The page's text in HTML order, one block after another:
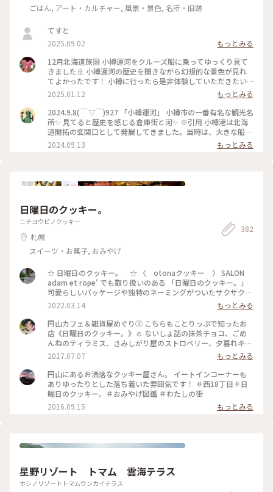
ごはん, アート・カルチャー, 風景・景色, 名所・旧跡
てすと
2025.09.02
もっとみる
12月北海道旅🔟 小樽運河をクルーズ船に乗ってゆっくり見て
きました🚢 小樽運河の歴史を聞きながら幻想的な景色が見れ
てよかったです！ 小樽に行ったら是非体験していただきたい
アクティビティです✨ #小樽運河#小樽運河クルーズ#ベストト
リップ2024
2025.01.12
もっとみる
2024.9.8( ￣▽￣)927 「小樽運河」 小樽市の一番有名な観光名
所✨ 見てると歴史を感じる倉庫街と河✨ ※引用 小樽港は北海
道開拓の玄関口として発展してきました。当時は、大きな船を
沖に泊め、はしけ（台船）を使って荷揚げしていましたが、取
り扱う荷量が多くなり、運搬作業を効率的に行う必要が出てき
樽市#小樽運河#堺町通り#散歩#観光#ことりっぷ旅2024#クラ
2024.09.13 もっとみる
日曜日のクッキー。
ニチヨウビノクッキー
札幌
スイーツ・お菓子, おみやげ
382
☆ 日曜日のクッキー。 ☆ 〈 otonaクッキー 〉 SALON
adam et rope' でも取り扱いのある 「日曜日のクッキー。」
可愛らしいパッケージや独特のネーミングがついたサクサクの
美味しいクッキー♡ 頂いたのはオトナクッキーなので、甘い
系では無くお酒にも合うクッキー。 〈 眠れぬ夜の黒胡椒
チーズ 〉 〈 夢見るスペキュロス 〉 〈 星降る空のオリ
ーブ 〉 3種あるので楽しみに頂きたいと思います！ #クッキ
ー #日曜日のクッキー #北海道 #オトナクッキー
2022.03.14
もっとみる
円山カフェ＆雑貨屋めぐり② こちらもことりっぷで知ったお
店《日曜日のクッキー。》☺︎ ないしょ話の抹茶チョコ、ごめ
んねのティラミス、さみしがり屋のストロベリー、夕暮れキャ
ラメルを買いました♪ ずらっと並んだかわいい名前のクッキ
ーたちは選んでる時間も幸せでした♡ #北海道 #わたしの街 #
カフェ #クッキー #おみやげ
2017.07.07
もっとみる
円山にあるお洒落なクッキー屋さん。 イートインコーナーも
ありゆったりとした落ち着いた雰囲気です！ ＃西18丁目＃日
曜日のクッキー。＃おみやげ図鑑 ＃わたしの街
2016.09.15
もっとみる
星野リゾート トマム 雲海テラス
ホシノリゾートトマムウンカイテラス